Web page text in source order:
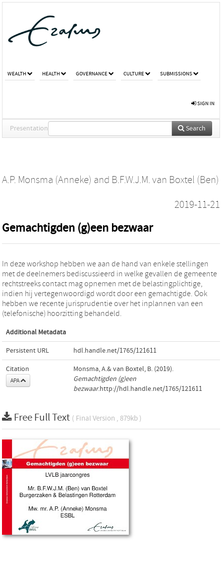
WEALTH HEALTH GOVERNANCE CULTURE SUBMISSIONS
SIGN IN
Presentation Search
A.P. Monsma (Anneke) and B.F.W.J.M. van Boxtel (Ben)
2019-11-21
Gemachtigden (g)een bezwaar
In deze workshop hebben we aan de hand van enkele stellingen
met de deelnemers bediscussieerd in welke gevallen de gemeente
rechtstreeks contact mag opnemen met de belastingplichtige,
indien hij vertegenwoordigd wordt door een gemachtigde. Ook
hebben we recente jurisprudentie over het inplannen van een
(telefonische) hoorzitting behandeld.
Additional Metadata
Persistent URL hdl.handle.net/1765/121611
Citation
APA
Monsma, A.& van Boxtel, B. (2019).
Gemachtigden (g)een
bezwaar.http://hdl.handle.net/1765/121611
Free Full Text ( Final Version , 879kb )